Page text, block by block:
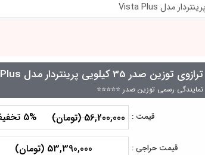
ترازوی توزین صدر 35 کیلویی پرینتردار مدل Vista Plus
نمایندگی رسمی توزین صدر ⭐⭐⭐⭐⭐
قیمت : 56,200,000 (تومان) 5% تخفیف
قیمت حراجی : 53,390,000 (تومان)